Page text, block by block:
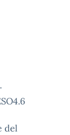
del